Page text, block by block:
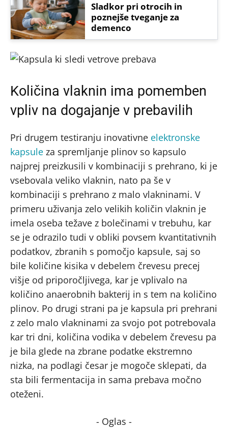
Sladkor pri otrocih in
poznejše tveganje za
demenco
Količina vlaknin ima pomemben
vpliv na dogajanje v prebavilih
Pri drugem testiranju inovativne elektronske
kapsule za spremljanje plinov so kapsulo
najprej preizkusili v kombinaciji s prehrano, ki je
vsebovala veliko vlaknin, nato pa še v
kombinaciji s prehrano z malo vlakninami. V
primeru uživanja zelo velikih količin vlaknin je
imela oseba težave z bolečinami v trebuhu, kar
se je odrazilo tudi v obliki povsem kvantitativnih
podatkov, zbranih s pomočjo kapsule, saj so
bile količine kisika v debelem črevesu precej
višje od priporočljivega, kar je vplivalo na
količino anaerobnih bakterij in s tem na količino
plinov. Po drugi strani pa je kapsula pri prehrani
z zelo malo vlakninami za svojo pot potrebovala
kar tri dni, količina vodika v debelem črevesu pa
je bila glede na zbrane podatke ekstremno
nizka, na podlagi česar je mogoče sklepati, da
sta bili fermentacija in sama prebava močno
oteženi.
- Oglas -